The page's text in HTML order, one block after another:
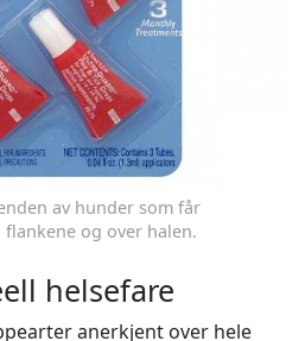
av hunder som får
og over halen.
helsefare
anerkjent over hele